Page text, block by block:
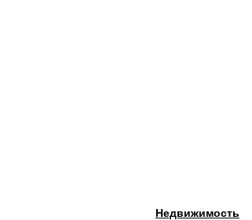
Недвижимость